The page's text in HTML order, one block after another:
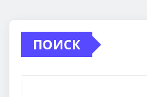
ПОИСК